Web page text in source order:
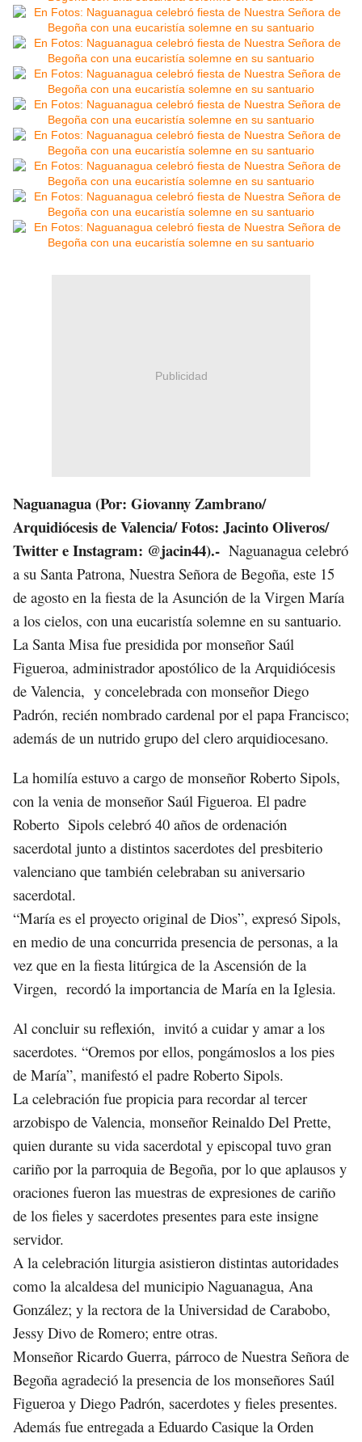
Publicidad
Naguanagua (Por: Giovanny Zambrano/
Arquidiócesis de Valencia/Fotos: Jacinto Oliveros/
Twitter e Instagram: @jacin44).- Naguanagua celebró
a su Santa Patrona, Nuestra Señora de Begoña, este 15
de agosto en la fiesta de la Asunción de la Virgen María
a los cielos, con una eucaristía solemne en su santuario.
La Santa Misa fue presidida por monseñor Saúl
Figueroa, administrador apostólico de la Arquidiócesis
de Valencia, y concelebrada con monseñor Diego
Padrón, recién nombrado cardenal por el papa Francisco;
además de un nutrido grupo del clero arquidiocesano.
La homilía estuvo a cargo de monseñor Roberto Sipols,
con la venia de monseñor Saúl Figueroa. El padre
Roberto Sipols celebró 40 años de ordenación
sacerdotal junto a distintos sacerdotes del presbiterio
valenciano que también celebraban su aniversario
sacerdotal.
“María es el proyecto original de Dios”, expresó Sipols,
en medio de una concurrida presencia de personas, a la
vez que en la fiesta litúrgica de la Ascensión de la
Virgen, recordó la importancia de María en la Iglesia.
Al concluir su reflexión, invitó a cuidar y amar a los
sacerdotes. “Oremos por ellos, pongámoslos a los pies
de María”, manifestó el padre Roberto Sipols.
La celebración fue propicia para recordar al tercer
arzobispo de Valencia, monseñor Reinaldo Del Prette,
quien durante su vida sacerdotal y episcopal tuvo gran
cariño por la parroquia de Begoña, por lo que aplausos y
oraciones fueron las muestras de expresiones de cariño
de los fieles y sacerdotes presentes para este insigne
servidor.
A la celebración liturgia asistieron distintas autoridades
como la alcaldesa del municipio Naguanagua, Ana
González; y la rectora de la Universidad de Carabobo,
Jessy Divo de Romero; entre otras.
Monseñor Ricardo Guerra, párroco de Nuestra Señora de
Begoña agradeció la presencia de los monseñores Saúl
Figueroa y Diego Padrón, sacerdotes y fieles presentes.
Además fue entregada a Eduardo Casique la Orden